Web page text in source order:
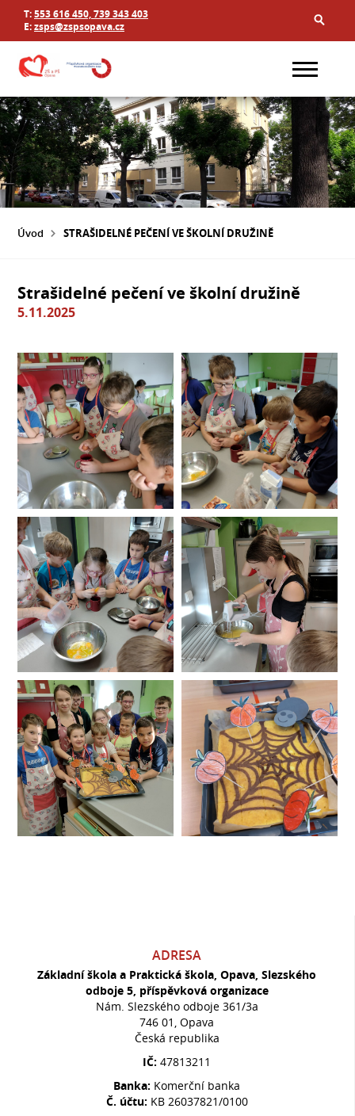
T:553 616 450, 739 343 403
E:zsps@zspsopava.cz
Úvod STRAŠIDELNÉ PEČENÍ VE ŠKOLNÍ DRUŽINĚ
Strašidelné pečení ve školní družině
5.11.2025
ADRESA
Základní škola a Praktická škola, Opava, Slezského
odboje 5, příspěvková organizace
Nám. Slezského odboje 361/3a
746 01, Opava
Česká republika
IČ:47813211
Banka: Komerční banka
Č. účtu: KB 26037821/0100